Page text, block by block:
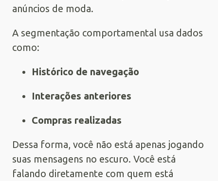
anúncios de moda.
A segmentação comportamental usa dados
como:
Histórico de navegação
Interações anteriores
Compras realizadas
Dessa forma, você não está apenas jogando
suas mensagens no escuro. Você está
falando diretamente com quem está